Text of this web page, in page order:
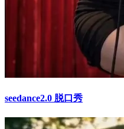
seedance2.0 脱口秀